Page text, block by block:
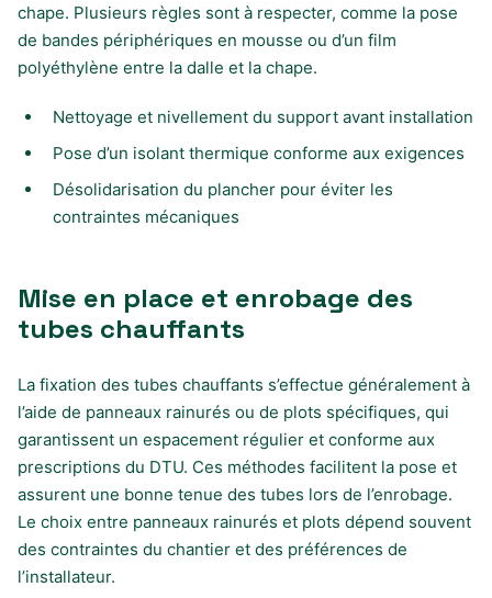
chape. Plusieurs règles sont à respecter, comme la pose
de bandes périphériques en mousse ou d’un film
polyéthylène entre la dalle et la chape.
Nettoyage et nivellement du support avant installation
Pose d’un isolant thermique conforme aux exigences
Désolidarisation du plancher pour éviter les
contraintes mécaniques
Mise en place et enrobage des
tubes chauffants
La fixation des tubes chauffants s’effectue généralement à
l’aide de panneaux rainurés ou de plots spécifiques, qui
garantissent un espacement régulier et conforme aux
prescriptions du DTU. Ces méthodes facilitent la pose et
assurent une bonne tenue des tubes lors de l’enrobage.
Le choix entre panneaux rainurés et plots dépend souvent
des contraintes du chantier et des préférences de
l’installateur.